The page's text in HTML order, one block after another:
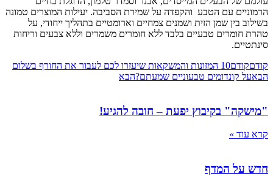
עם הטבע והקפדה על שמירת הסביבה. יעילות המוצרים טמונה
בין שמן הזית ושמנים צמחיים וארומטיים בתהליך ייחודי, על
טבעיים בלבד ללא חומרים משמרים וללא צבעים וריחות
10 המזונות והמשקאות שיעזרו לכם לעבור את החורף בשלום
קונדומים טבעוניים שמעתם?הבא
בקיבוץ יפעת – חובה להגיע!
»
המדף